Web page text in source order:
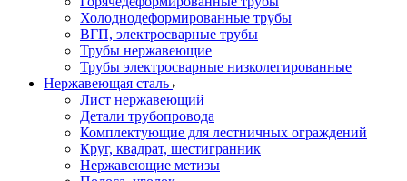
Холоднодеформированные трубы
ВГП, электросварные трубы
Трубы нержавеющие
Трубы электросварные низколегированные
Нержавеющая сталь
Лист нержавеющий
Детали трубопровода
Комплектующие для лестничных ограждений
Круг, квадрат, шестигранник
Нержавеющие метизы